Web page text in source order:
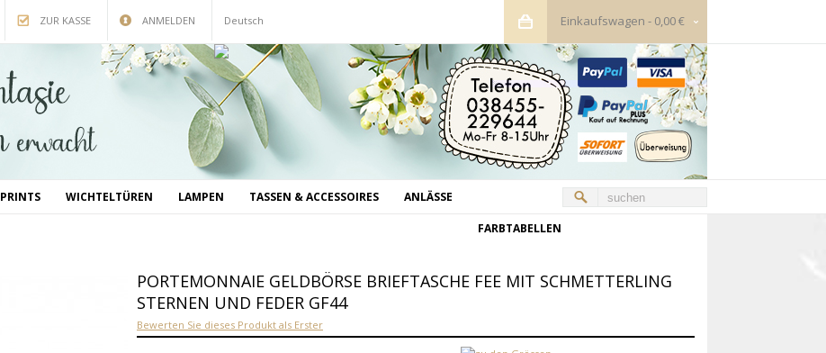
ZUR KASSE ANMELDEN Deutsch Einkaufswagen - 0,00 €
PRINTS WICHTELTÜREN LAMPEN TASSEN & ACCESSOIRES ANLÄSSE
FARBTABELLEN
PORTEMONNAIE GELDBÖRSE BRIEFTASCHE FEE MIT SCHMETTERLING
STERNEN UND FEDER GF44
Bewerten Sie dieses Produkt als Erster